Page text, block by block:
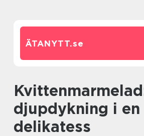
ÄTANYTT.se
Kvittenmarmelad: En
djupdykning i en
delikatess